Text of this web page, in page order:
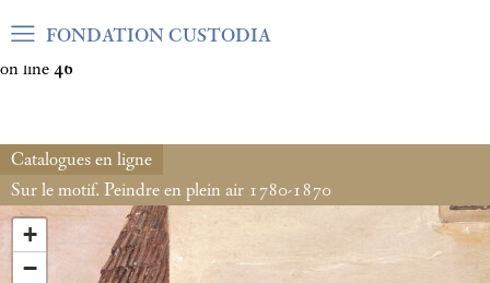
Warning: Undefined array key "var_mode" in
on line 46
FONDATION CUSTODIA
Catalogues en ligne
Sur le motif. Peindre en plein air 1780-1870
+
−